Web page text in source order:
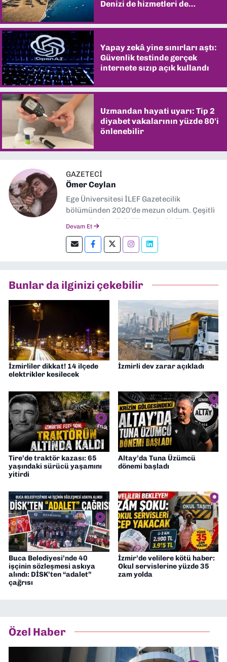
Denizi de hizmetleri de
Yapay zekâ yine sınırları aştı:
Güvenlik testinde gerçek
internete sızıp açık kullandı
Uzmandan hayati uyarı: Tip 2
diyabet vakalarının yüzde 80'i
önlenebilir
GAZETECİ
Ömer Ceylan
Ege Üniversitesi İLEF Gazetecilik
bölümünden 2020'de mezun oldum. Çeşitli
gazetelerde editörlük, muhabirlik yaptım.
editörlük yapıyorum.
Devam Et
Bunlar da ilginizi çekebilir
İzmirliler dikkat! 14 ilçede
elektrikler kesilecek
İzmirli dev zarar açıkladı
Tire’de traktör kazası: 65
yaşındaki sürücü yaşamını
yitirdi
Altay’da Tuna Üzümcü
dönemi başladı
Buca Belediyesi’nde 40
işçinin sözleşmesi askıya
alındı: DİSK’ten “adalet”
çağrısı
İzmir’de velilere kötü haber:
Okul servislerine yüzde 35
zam yolda
Özel Haber